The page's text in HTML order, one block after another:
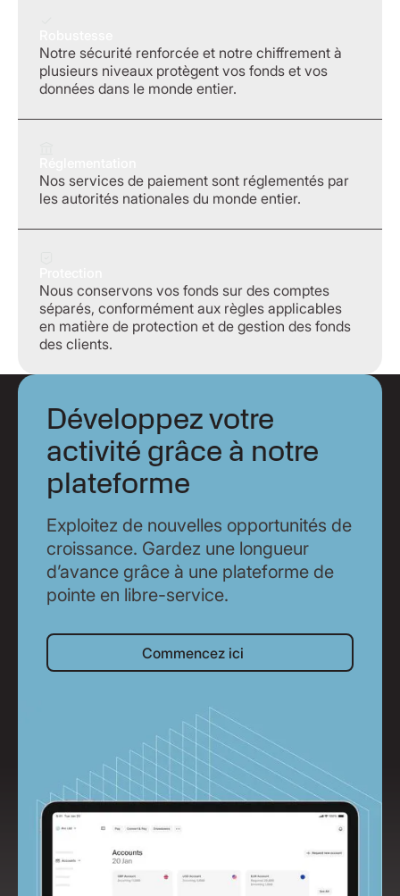
Notre sécurité renforcée et notre chiffrement à
plusieurs niveaux protègent vos fonds et vos
données dans le monde entier.
Nos services de paiement sont réglementés par
les autorités nationales du monde entier.
Nous conservons vos fonds sur des comptes
séparés, conformément aux règles applicables
en matière de protection et de gestion des fonds
des clients.
Développez votre
activité grâce à notre
plateforme
Exploitez de nouvelles opportunités de
croissance. Gardez une longueur
d’avance grâce à une plateforme de
pointe en libre-service.
Commencez ici
Commencez ici